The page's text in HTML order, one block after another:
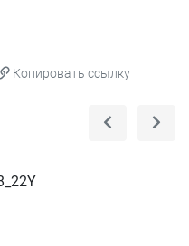
Копировать ссылку